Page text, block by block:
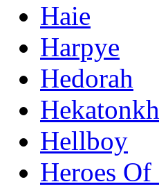
Haie
Harpye
Hedorah
Hellboy
Heroes Of